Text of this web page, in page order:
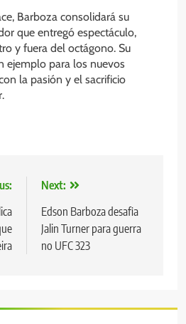
Barboza consolidará su
que entregó espectáculo,
y fuera del octágono. Su
ejemplo para los nuevos
la pasión y el sacrificio
Next:
Edson Barboza desafia
Jalin Turner para guerra
no UFC 323